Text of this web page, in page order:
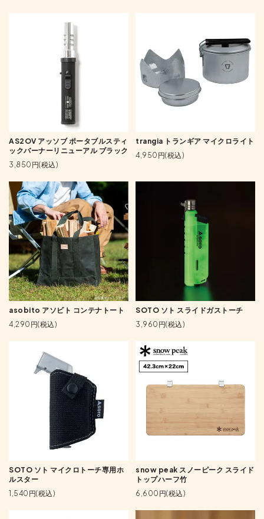
AS2OV アッソブ ポータブルスティ
ックバーナーリニューアル ブラック
3,850円(税込)
trangia トランギア マイクロライト
4,950円(税込)
asobito アソビト コンテナトート
4,290円(税込)
SOTO ソト スライドガストーチ
3,960円(税込)
SOTO ソト マイクロトーチ専用ホ
ルスター
1,540円(税込)
snow peak スノーピーク スライド
トップハーフ竹
6,600円(税込)